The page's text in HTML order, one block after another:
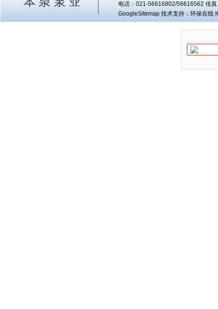
电话：021-56616802/56616562 传
GoogleSitemap技术支持：环保在线